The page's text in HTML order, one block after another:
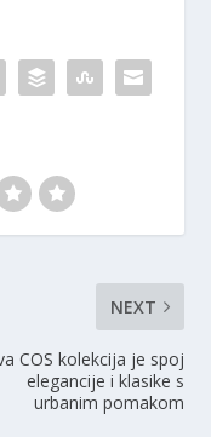
NEXT
COS kolekcija je spoj
elegancije i klasike s
urbanim pomakom